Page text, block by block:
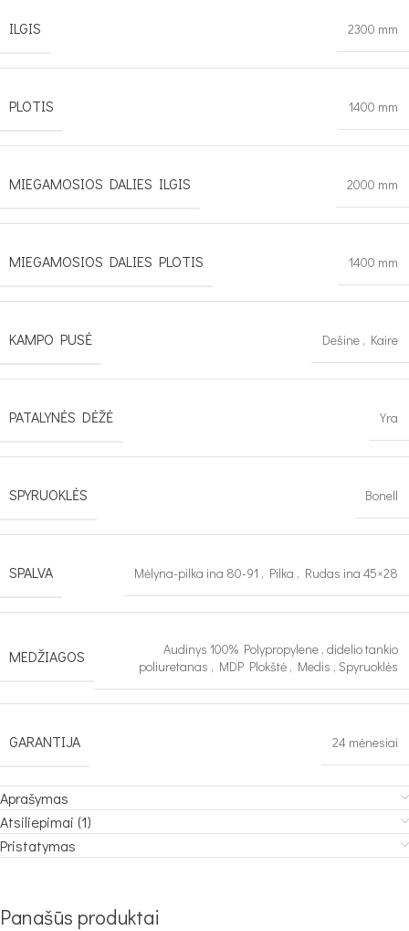
ILGIS 2300 mm
PLOTIS 1400 mm
MIEGAMOSIOS DALIES ILGIS 2000 mm
MIEGAMOSIOS DALIES PLOTIS 1400 mm
KAMPO PUSĖ Dešine , Kaire
PATALYNĖS DĖŽĖ Yra
SPYRUOKLĖS Bonell
SPALVA Mėlyna-pilka ina 80-91 , Pilka , Rudas ina 45×28
MEDŽIAGOS Audinys 100% Polypropylene , didelio tankio
poliuretanas , MDP Plokštė , Medis , Spyruoklės
GARANTIJA 24 mėnesiai
Aprašymas
Atsiliepimai (1)
Pristatymas
Panašūs produktai